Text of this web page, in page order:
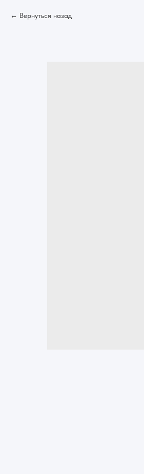
Вернуться назад